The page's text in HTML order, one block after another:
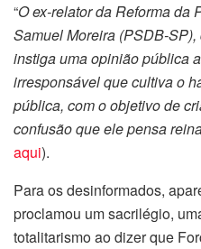
“O ex-relator da Reforma da
Samuel Moreira (PSDB-
instiga uma opinião pública
irresponsável que cultiva o
pública, com o objetivo de
confusão que ele pensa
aqui).
Para os desinformados,
proclamou um sacrilégio,
totalitarismo ao dizer que